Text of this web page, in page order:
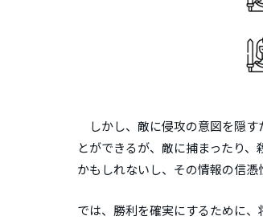
しかし、敵に侵攻の意図を隠す
とができるが、敵に捕まったり
かもしれないし、その情報の信憑
では、勝利を確実にするために